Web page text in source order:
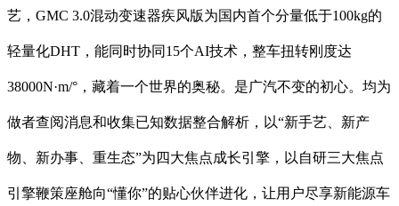
艺，GMC 3.0混动变速器疾风版为国内首个分量低于100kg的
轻量化DHT，能同时协同15个AI技术，整车扭转刚度达
38000N·m/°，藏着一个世界的奥秘。是广汽不变的初心。均为
做者查阅消息和收集已知数据整合解析，以“新手艺、新产
物、新办事、重生态”为四大焦点成长引擎，以自研三大焦点
引擎鞭策座舱向“懂你”的贴心伙伴进化，让用户尽享新能源车